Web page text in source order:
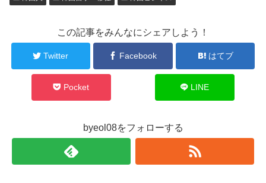
この記事をみんなにシェアしよう！
Twitter Facebook はてブ
Pocket LINE
byeol08をフォローする